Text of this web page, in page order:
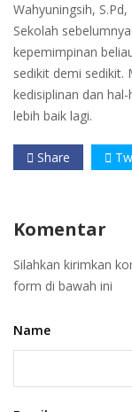
Wahyuningsih,
Sekolah
kepemimpinan
sedikit demi sedikit.
kedisiplinan dan
lebih baik lagi.
Share
Komentar
Silahkan kirimkan
form di bawah ini
Name